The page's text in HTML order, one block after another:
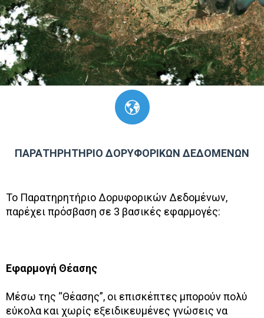
ΠΑΡΑΤΗΡΗΤΗΡΙΟ ΔΟΡΥΦΟΡΙΚΩΝ ΔΕΔΟΜΕΝΩΝ
To Παρατηρητήριο Δορυφορικών Δεδομένων,
παρέχει πρόσβαση σε 3 βασικές εφαρμογές:
Εφαρμογή Θέασης
Μέσω της “Θέασης”, οι επισκέπτες μπορούν πολύ
εύκολα και χωρίς εξειδικευμένες γνώσεις να